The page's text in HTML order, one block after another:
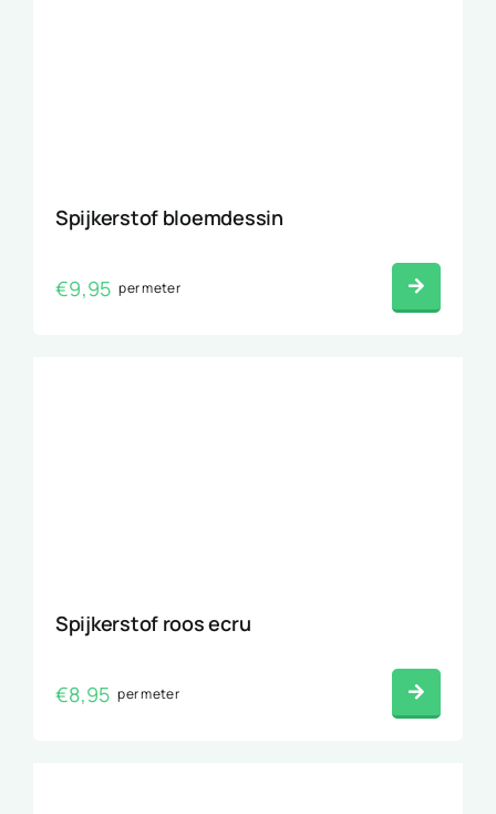
Spijkerstof bloemdessin
€9,95 per meter
Spijkerstof roos ecru
€8,95 per meter